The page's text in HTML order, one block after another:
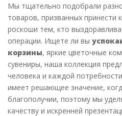
Мы тщательно подобрали
товаров, призванных принести
роскоши тем, кто
операции. Ищете ли вы
корзины, яркие цветочные
сувениры, наша коллекция
человека и каждой
имеет решающее значение,
благополучии, поэтому мы
качеству и искренней